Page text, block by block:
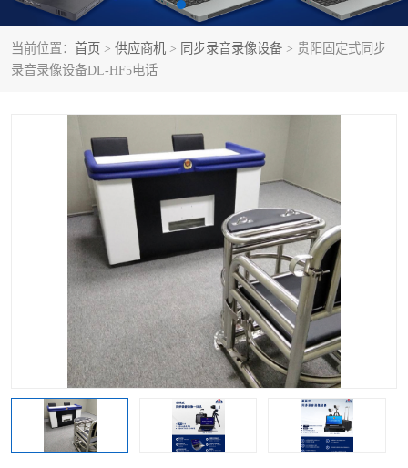
当前位置： 首页 > 供应商机 > 同步录音录像设备 > 贵阳固定式同步
录音录像设备DL-HF5电话
远程提讯 语音识别